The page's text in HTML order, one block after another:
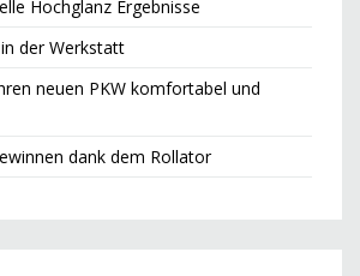
Hochglanz Ergebnisse
der Werkstatt
neuen PKW komfortabel und
dank dem Rollator